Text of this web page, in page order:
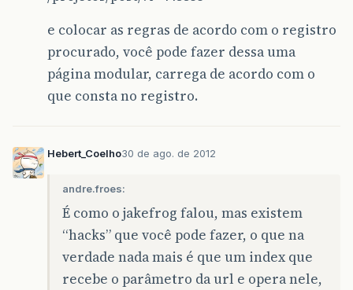
e colocar as regras de acordo com o registro
procurado, você pode fazer dessa uma
página modular, carrega de acordo com o
que consta no registro.
Hebert_Coelho30 de ago. de 2012
andre.froes:
É como o jakefrog falou, mas existem
“hacks” que você pode fazer, o que na
verdade nada mais é que um index que
recebe o parâmetro da url e opera nele,